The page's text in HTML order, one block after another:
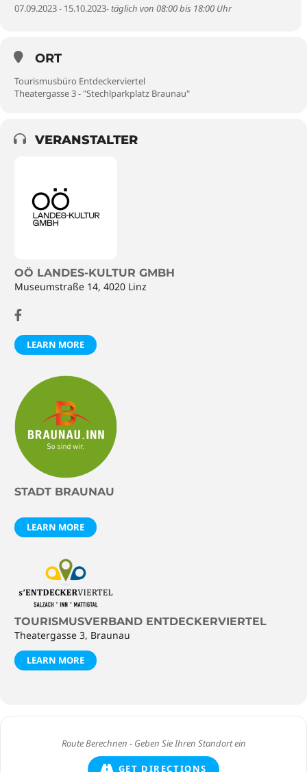
07.09.2023 - 15.10.2023- täglich von 08:00 bis 18:00 Uhr
ORT
Tourismusbüro Entdeckerviertel
Theatergasse 3 - "Stechlparkplatz Braunau"
VERANSTALTER
OÖ LANDES-KULTUR GMBH
Museumstraße 14, 4020 Linz
LEARN MORE
STADT BRAUNAU
LEARN MORE
TOURISMUSVERBAND ENTDECKERVIERTEL
Theatergasse 3, Braunau
LEARN MORE
GET DIRECTIONS